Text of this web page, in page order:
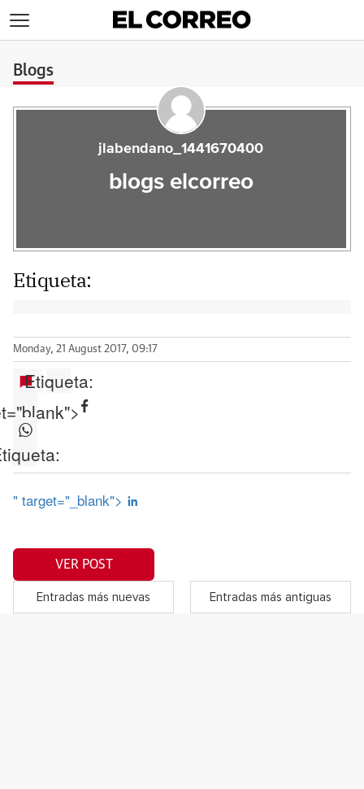
Blogs
jlabendano_1441670400
blogs elcorreo
Etiqueta:
Monday, 21 August 2017, 09:17
Etiqueta:
" target="_blank">
VER POST
Entradas más nuevas Entradas más antiguas